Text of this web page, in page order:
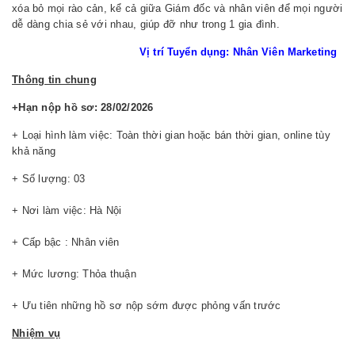
xóa bỏ mọi rào cản, kể cả giữa Giám đốc và nhân viên để mọi người
dễ dàng chia sẻ với nhau, giúp đỡ như trong 1 gia đình.
Vị trí Tuyển dụng: Nhân Viên Marketing
Thông tin chung
+Hạn nộp hồ sơ: 28/02/2026
+ Loại hình làm việc: Toàn thời gian hoặc bán thời gian, online tùy
khả năng
+ Số lượng: 03
+ Nơi làm việc: Hà Nội
+ Cấp bậc : Nhân viên
+ Mức lương: Thỏa thuận
+ Ưu tiên những hồ sơ nộp sớm được phỏng vấn trước
Nhiệm vụ